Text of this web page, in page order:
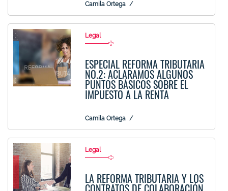
Camila Ortega
Legal
ESPECIAL REFORMA TRIBUTARIA
NO.2: ACLARAMOS ALGUNOS
PUNTOS BÁSICOS SOBRE EL
IMPUESTO A LA RENTA
Camila Ortega
Legal
LA REFORMA TRIBUTARIA Y LOS